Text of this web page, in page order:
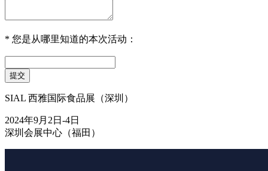
* 您是从哪里知道的本次活动：
提交
SIAL 西雅国际食品展（深圳）
2024年9月2日-4日
深圳会展中心（福田）